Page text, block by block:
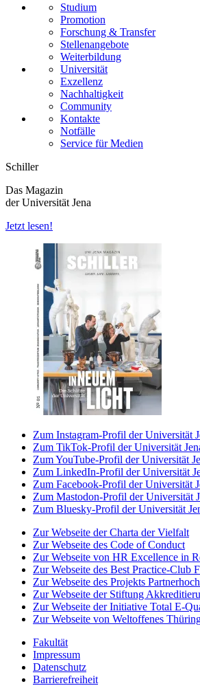
Studium
Promotion
Forschung & Transfer
Stellenangebote
Weiterbildung
Universität
Exzellenz
Nachhaltigkeit
Community
Kontakte
Notfälle
Service für Medien
Schiller
Das Magazin
der Universität Jena
Jetzt lesen!
Zum Instagram-Profil der Universität
Zum TikTok-Profil der Universität
Zum YouTube-Profil der Universität
Zum LinkedIn-Profil der Universität
Zum Facebook-Profil der Universität
Zum Mastodon-Profil der Universität
Zum Bluesky-Profil der Universität
Zur Webseite der Charta der Vielfalt
Zur Webseite des Code of Conduct
Zur Webseite von HR Excellence in
Zur Webseite des Best Practice-Club
Zur Webseite des Projekts
Zur Webseite der Stiftung
Zur Webseite der Initiative Total E-
Zur Webseite von Weltoffenes
Fakultät
Impressum
Datenschutz
Barrierefreiheit